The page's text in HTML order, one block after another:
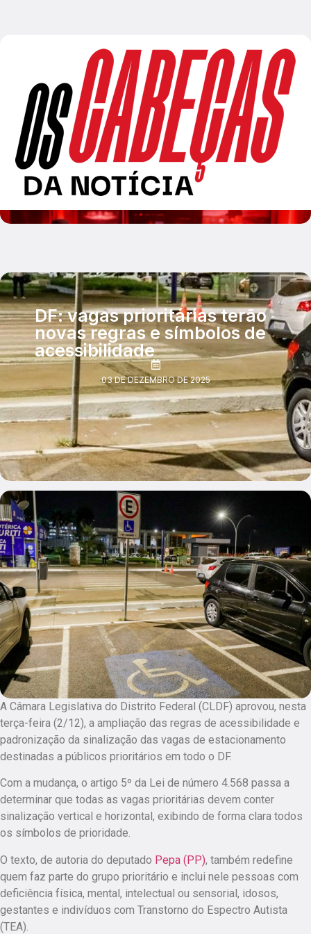
DF: vagas prioritárias terão
novas regras e símbolos de
acessibilidade
03 DE DEZEMBRO DE 2025
A Câmara Legislativa do Distrito Federal (CLDF) aprovou, nesta
terça-feira (2/12), a ampliação das regras de acessibilidade e
padronização da sinalização das vagas de estacionamento
destinadas a públicos prioritários em todo o DF.
Com a mudança, o artigo 5º da Lei de número 4.568 passa a
determinar que todas as vagas prioritárias devem conter
sinalização vertical e horizontal, exibindo de forma clara todos
os símbolos de prioridade.
O texto, de autoria do deputado Pepa (PP), também redefine
quem faz parte do grupo prioritário e inclui nele pessoas com
deficiência física, mental, intelectual ou sensorial, idosos,
gestantes e indivíduos com Transtorno do Espectro Autista
(TEA).